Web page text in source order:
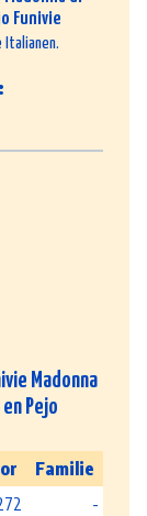
Funivie
Italianen.
Madonna
Pejo
Familie
-